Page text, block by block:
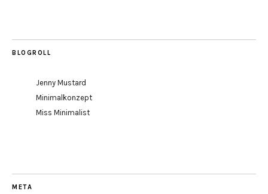
BLOGROLL
Jenny Mustard
Minimalkonzept
Miss Minimalist
META